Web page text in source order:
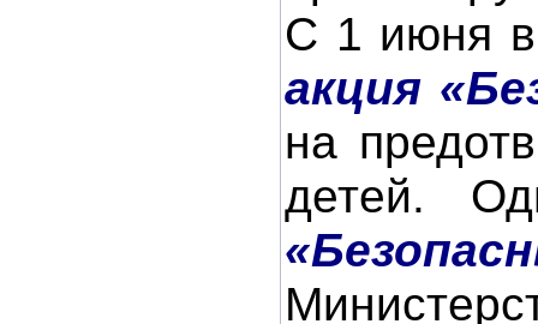
С 1 июня в
акция
на
детей.